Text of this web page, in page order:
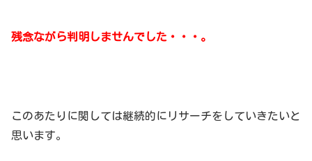
残念ながら判明しませんでした・・・。
このあたりに関しては継続的にリサーチをしていきたいと
思います。